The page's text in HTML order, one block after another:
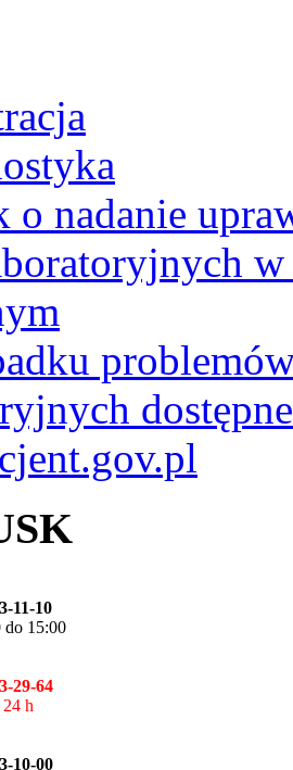
o nadanie
11-10
do 15:00
29-64
h
10-00